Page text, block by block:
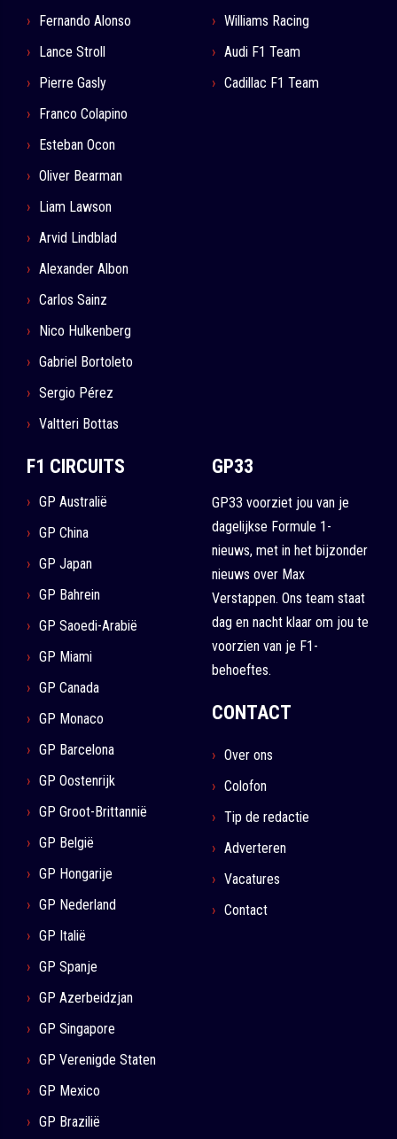
Fernando Alonso
Lance Stroll
Pierre Gasly
Franco Colapino
Esteban Ocon
Oliver Bearman
Liam Lawson
Arvid Lindblad
Alexander Albon
Carlos Sainz
Nico Hulkenberg
Gabriel Bortoleto
Sergio Pérez
Valtteri Bottas
Williams Racing
Audi F1 Team
Cadillac F1 Team
F1 CIRCUITS
GP Australië
GP China
GP Japan
GP Bahrein
GP Saoedi-Arabië
GP Miami
GP Canada
GP Monaco
GP Barcelona
GP Oostenrijk
GP Groot-Brittannië
GP België
GP Hongarije
GP Nederland
GP Italië
GP Spanje
GP Azerbeidzjan
GP Singapore
GP Verenigde Staten
GP Mexico
GP Brazilië
GP33
GP33 voorziet jou van je
dagelijkse Formule 1-
nieuws, met in het bijzonder
nieuws over Max
Verstappen. Ons team staat
dag en nacht klaar om jou te
voorzien van je F1-
behoeftes.
CONTACT
Over ons
Colofon
Tip de redactie
Adverteren
Vacatures
Contact